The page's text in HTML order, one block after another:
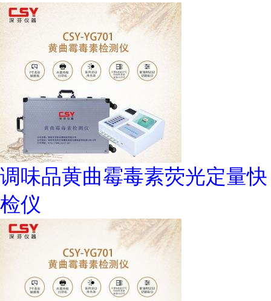
调味品黄曲霉毒素荧光定量快
检仪